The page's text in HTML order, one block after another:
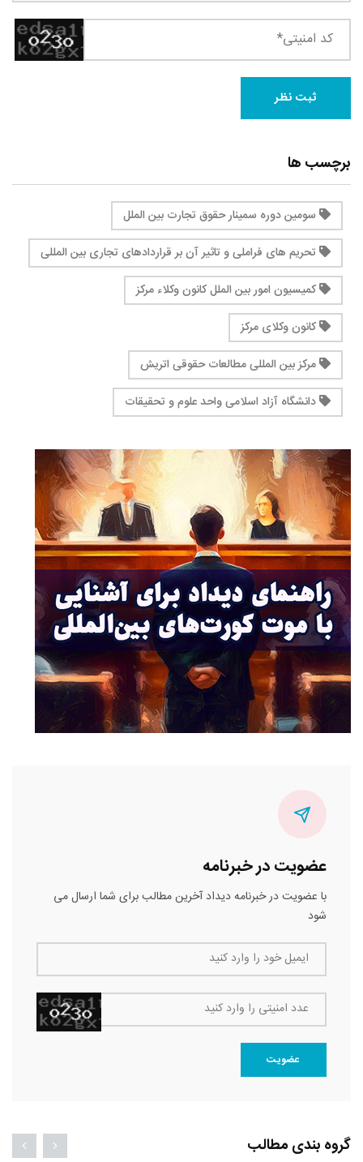
برچسب ها
سومین دوره سمینار حقوق تجارت بین الملل
تحریم های فراملی و تاثیر آن بر قراردادهای تجاری بین المللی
کمیسیون امور بین الملل کانون وکلاء مرکز
کانون وکلای مرکز
مرکز بین المللی مطالعات حقوقی اتریش
دانشگاه آزاد اسلامی واحد علوم و تحقیقات
عضویت در خبرنامه
با عضویت در خبرنامه دیداد آخرین مطالب برای شما ارسال می
شود
ایمیل خود را وارد کنید
عدد امنیتی را وارد کنید
عضویت
گروه بندی مطالب